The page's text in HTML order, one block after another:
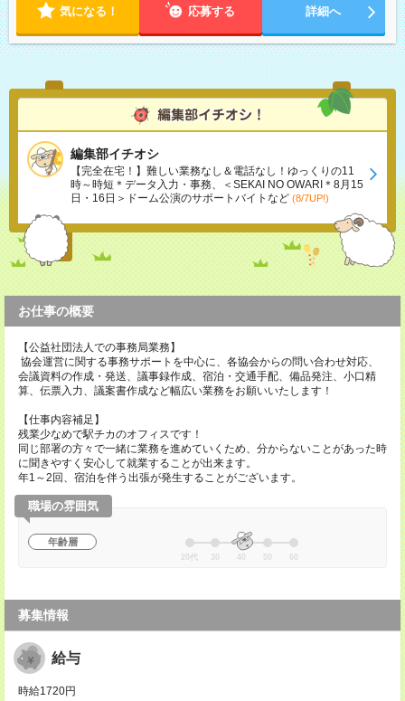
気になる！ 応募する 詳細へ
編集部イチオシ
【完全在宅！】難しい業務なし＆電話なし！ゆっくりの11
時～時短＊データ入力・事務、＜SEKAI NO OWARI＊8月15
日・16日＞ドーム公演のサポートバイトなど (8/7UP!)
お仕事の概要
【公益社団法人での事務局業務】
協会運営に関する事務サポートを中心に、各協会からの問い合わせ対応、
会議資料の作成・発送、議事録作成、宿泊・交通手配、備品発注、小口精
算、伝票入力、議案書作成など幅広い業務をお願いいたします！
【仕事内容補足】
残業少なめで駅チカのオフィスです！
同じ部署の方々で一緒に業務を進めていくため、分からないことがあった時
に聞きやすく安心して就業することが出来ます。
年1～2回、宿泊を伴う出張が発生することがございます。
職場の雰囲気
年齢層
20代 30 40 50 60
募集情報
給与
時給1720円